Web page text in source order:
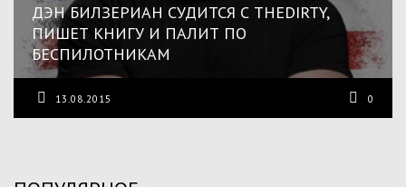
ДЭН БИЛЗЕРИАН СУДИТСЯ С THEDIRTY,
ПИШЕТ КНИГУ И ПАЛИТ ПО
БЕСПИЛОТНИКАМ
13.08.2015 0